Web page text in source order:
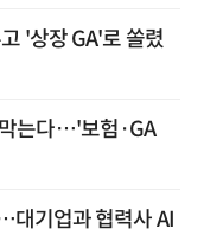
'상장 GA'로 쏠렸
는다…'보험·GA
대기업과 협력사 AI